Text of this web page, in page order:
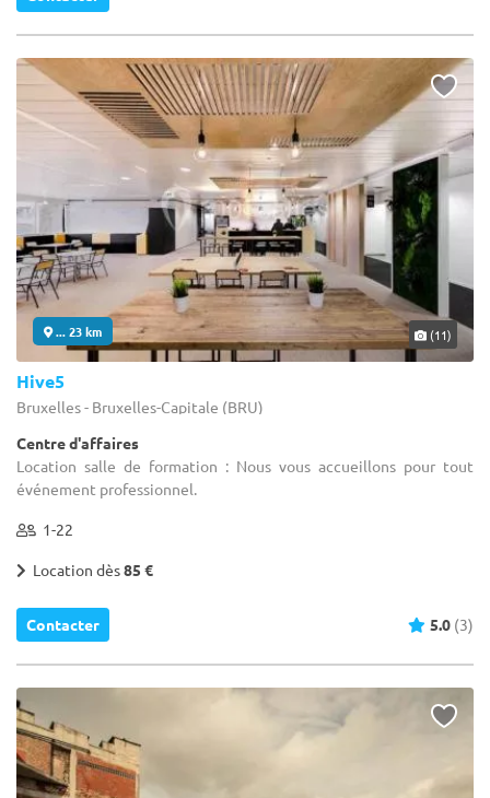
... 23 km (11)
Hive5
Bruxelles - Bruxelles-Capitale (BRU)
Centre d'affaires
Location salle de formation : Nous vous accueillons pour tout
événement professionnel.
1-22
Location dès85 €
Contacter 5.0 (3)